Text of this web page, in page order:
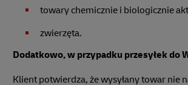
towary chemicznie i biologicznie
zwierzęta.
Dodatkowo, w przypadku przesyłek do
Klient potwierdza, że wysyłany towar nie